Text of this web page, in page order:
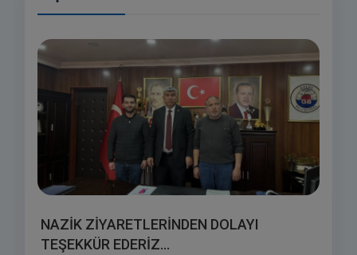
NAZİK ZİYARETLERİNDEN DOLAYI
TEŞEKKÜR EDERİZ...